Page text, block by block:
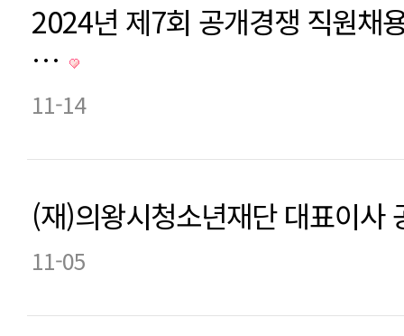
2024년 제7회 공개경쟁 직원채
…
11-14
(재)의왕시청소년재단 대표이사
11-05